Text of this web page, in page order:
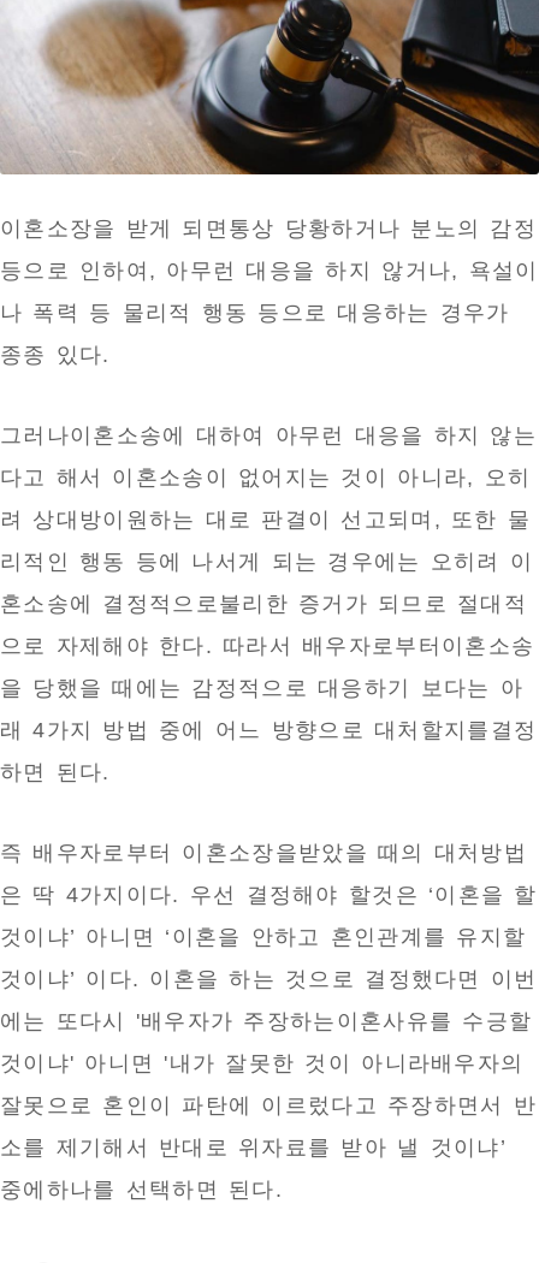
이혼소장을 받게 되면통상 당황하거나 분노의 감정
등으로 인하여, 아무런 대응을 하지 않거나, 욕설이
나 폭력 등 물리적 행동 등으로 대응하는 경우가
종종 있다.
그러나이혼소송에 대하여 아무런 대응을 하지 않는
다고 해서 이혼소송이 없어지는 것이 아니라, 오히
려 상대방이원하는 대로 판결이 선고되며, 또한 물
리적인 행동 등에 나서게 되는 경우에는 오히려 이
혼소송에 결정적으로불리한 증거가 되므로 절대적
으로 자제해야 한다. 따라서 배우자로부터이혼소송
을 당했을 때에는 감정적으로 대응하기 보다는 아
래 4가지 방법 중에 어느 방향으로 대처할지를결정
하면 된다.
즉 배우자로부터 이혼소장을받았을 때의 대처방법
은 딱 4가지이다. 우선 결정해야 할것은 ‘이혼을 할
것이냐’ 아니면 ‘이혼을 안하고 혼인관계를 유지할
것이냐’ 이다. 이혼을 하는 것으로 결정했다면 이번
에는 또다시 '배우자가 주장하는이혼사유를 수긍할
것이냐' 아니면 '내가 잘못한 것이 아니라배우자의
잘못으로 혼인이 파탄에 이르렀다고 주장하면서 반
소를 제기해서 반대로 위자료를 받아 낼 것이냐’
중에하나를 선택하면 된다.